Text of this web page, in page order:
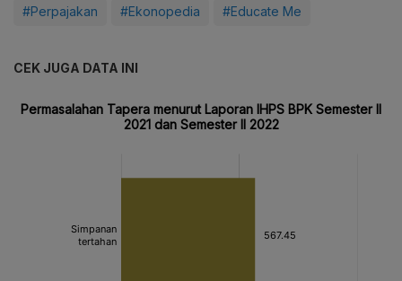
#Perpajakan #Ekonopedia #Educate Me
CEK JUGA DATA INI